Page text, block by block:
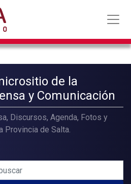
de la
y Comunicación
Discursos, Agenda, Fotos y
Provincia de Salta.